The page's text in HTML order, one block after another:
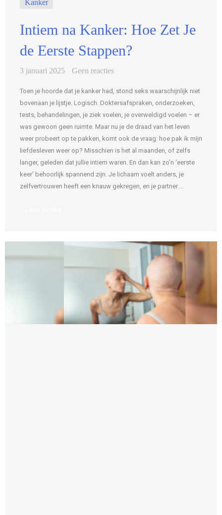
Kanker
Intiem na Kanker: Hoe Zet Je
de Eerste Stappen?
3 januari 2025 Geen reacties
Toen je hoorde dat je kanker had, stond seks waarschijnlijk niet
bovenaan je lijstje. Logisch. Doktersafspraken, onderzoeken,
tests, behandelingen, je ziek voelen, je overweldigd voelen – er
was gewoon geen ruimte. Maar nu je de draad van het leven
weer probeert op te pakken, komt ook de vraag: hoe pak ik mijn
liefdesleven weer op? Misschien is het al maanden, of zelfs
langer, geleden dat jullie intiem waren. En dan kan zo’n ‘eerste
keer’ behoorlijk spannend zijn. Je lichaam voelt anders, je
zelfvertrouwen heeft een knauw gekregen, en je partner ...